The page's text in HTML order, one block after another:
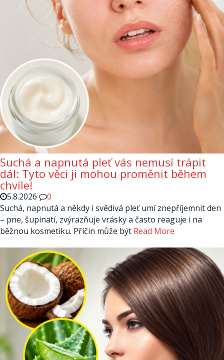
Suchá a napnutá pleť vás nemusí trápit
dál: Tyto věci ji mohou proměnit během
chvíle!
5.8.2026
0
Suchá, napnutá a někdy i svědivá pleť umí znepříjemnit den
– pne, šupinatí, zvýrazňuje vrásky a často reaguje i na
běžnou kosmetiku. Příčin může být Read More